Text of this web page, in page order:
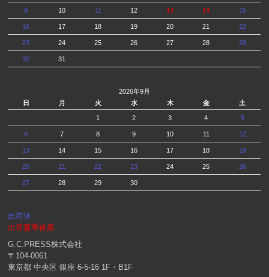
9 10 11 12 13 14 15
16 17 18 19 20 21 22
23 24 25 26 27 28 29
30 31
2026年9月
日
月 火 水 木 金 土
1 2 3 4 5
6 7 8 9 10 11 12
13 14 15 16 17 18 19
20 21 22 23 24 25 26
27 28 29 30
出荷休
出荷夏季休業
G.C.PRESS株式会社
〒104-0061
東京都 中央区 銀座 6-5-16 1F・B1F